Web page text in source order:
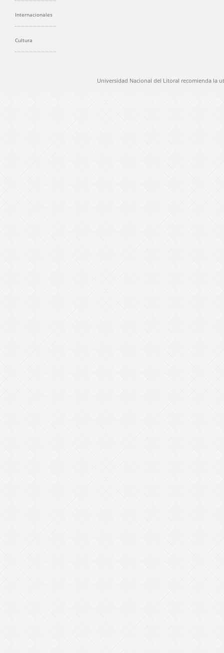
Internacionales
Cultura
Universidad Nacional del Litoral recomienda la
@ 2012 Universidad